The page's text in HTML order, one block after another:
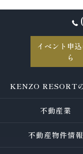
イベント申
ら
KENZO RESORT
不動産業
不動産物件情報